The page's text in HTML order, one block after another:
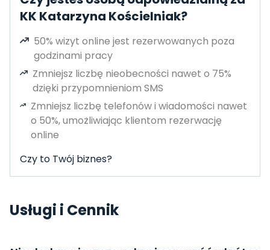
KK Katarzyna Kościelniak?
50% wizyt online jest rezerwowanych poza
godzinami pracy
Zmniejsz liczbę nieobecności nawet o 75%
dzięki przypomnieniom SMS
Zmniejsz liczbę telefonów i wiadomości nawet
o 50%, umożliwiając klientom rezerwację
online
Czy to Twój biznes?
Usługi i Cennik